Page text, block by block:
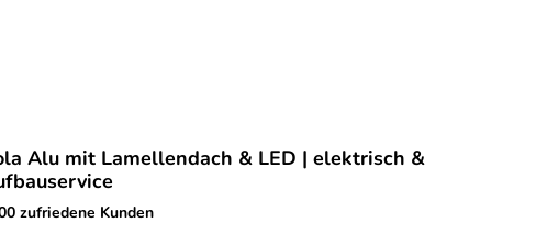
Alu mit Lamellendach & LED | elektrisch &
zufriedene Kunden